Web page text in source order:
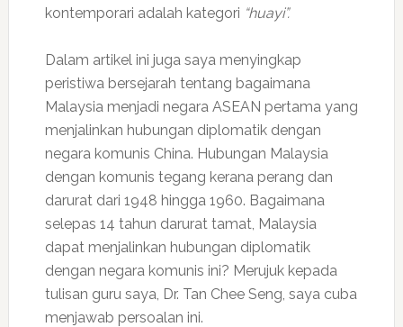
kontemporari adalah kategori “huayi”.
Dalam artikel ini juga saya menyingkap
peristiwa bersejarah tentang bagaimana
Malaysia menjadi negara ASEAN pertama yang
menjalinkan hubungan diplomatik dengan
negara komunis China. Hubungan Malaysia
dengan komunis tegang kerana perang dan
darurat dari 1948 hingga 1960. Bagaimana
selepas 14 tahun darurat tamat, Malaysia
dapat menjalinkan hubungan diplomatik
dengan negara komunis ini? Merujuk kepada
tulisan guru saya, Dr. Tan Chee Seng, saya cuba
menjawab persoalan ini.